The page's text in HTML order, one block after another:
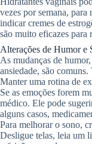
vezes por semana,
indicar cremes de
são muito eficazes para
Alterações de Humor e
As mudanças de
ansiedade, são
Manter uma rotina de
Se as emoções forem
médico. Ele pode
alguns casos,
Para melhorar o sono,
Desligue telas, leia um